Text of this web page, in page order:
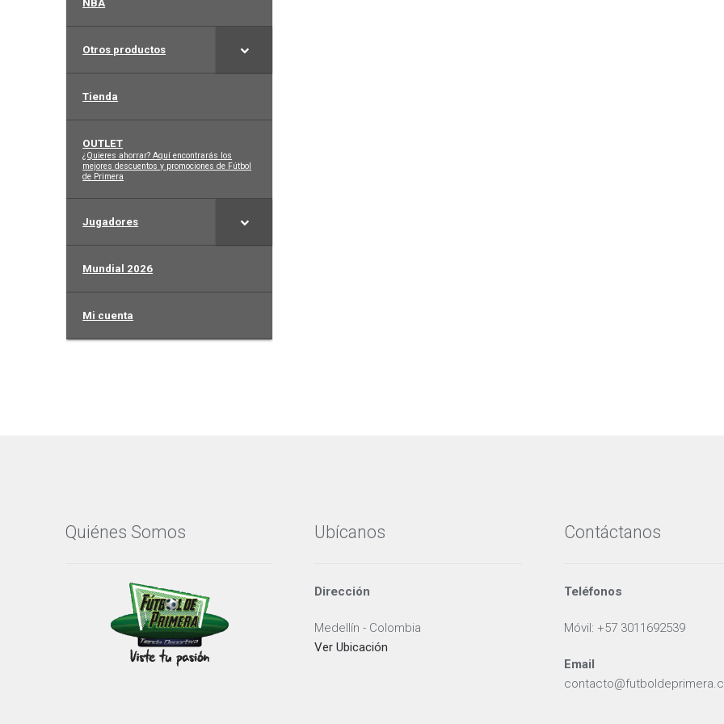
NBA
Otros productos
Tienda
OUTLET
–
¿Quieres ahorrar? Aquí encontrarás los
mejores descuentos y promociones de Fútbol
de Primera
Jugadores
Mundial 2026
Mi cuenta
Quiénes Somos Ubícanos
Dirección
Medellín - Colombia
Ver Ubicación
Contáctanos
Teléfonos
Móvil: +57 3011692539
Email